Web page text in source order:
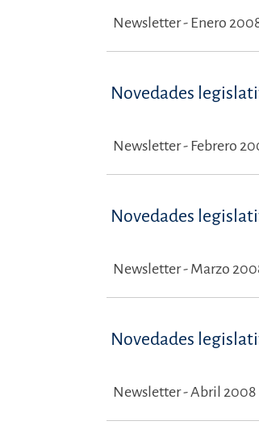
Newsletter - Enero
Novedades
Newsletter - Febrero
Novedades
Newsletter - Marzo
Novedades
Newsletter - Abril 2008